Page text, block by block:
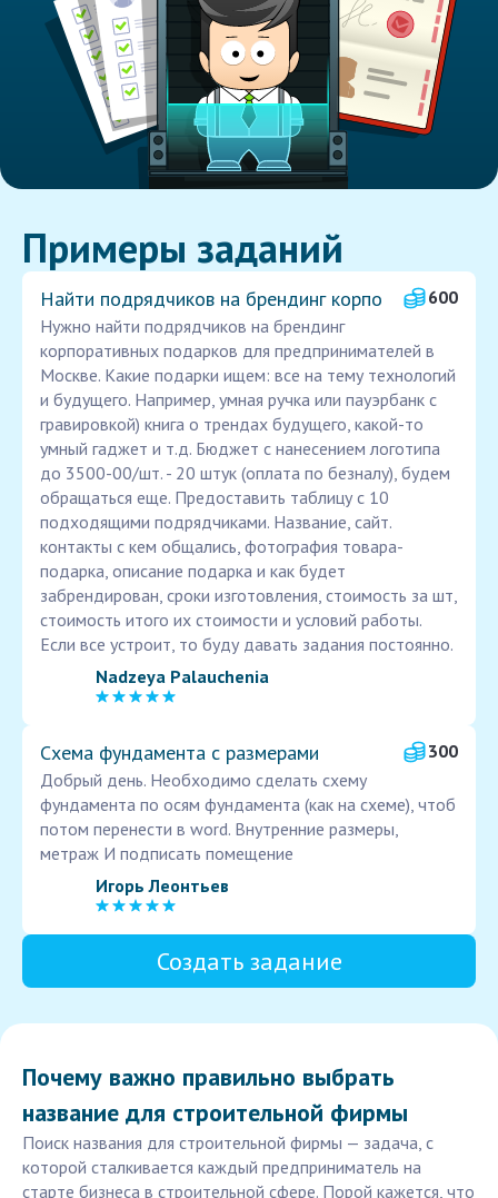
Примеры заданий
Найти подрядчиков на брендинг корпо
600
Нужно найти подрядчиков на брендинг
корпоративных подарков для предпринимателей в
Москве. Какие подарки ищем: все на тему технологий
и будущего. Например, умная ручка или пауэрбанк с
гравировкой) книга о трендах будущего, какой-то
умный гаджет и т.д. Бюджет с нанесением логотипа
до 3500-00/шт. - 20 штук (оплата по безналу), будем
обращаться еще. Предоставить таблицу с 10
подходящими подрядчиками. Название, сайт.
контакты с кем общались, фотография товара-
подарка, описание подарка и как будет
забрендирован, сроки изготовления, стоимость за шт,
стоимость итого их стоимости и условий работы.
Если все устроит, то буду давать задания постоянно.
Nadzeya Palauchenia
Схема фундамента с размерами
300
Добрый день. Необходимо сделать схему
фундамента по осям фундамента (как на схеме), чтоб
потом перенести в word. Внутренние размеры,
метраж И подписать помещение
Игорь Леонтьев
Создать задание
Почему важно правильно выбрать
название для строительной фирмы
Поиск названия для строительной фирмы — задача, с
которой сталкивается каждый предприниматель на
старте бизнеса в строительной сфере. Порой кажется, что